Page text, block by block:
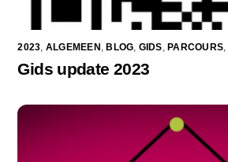
2023 ALGEMEEN ,BLOG GIDS ,PARCOURS
Gids update 2023